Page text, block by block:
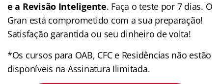
e a Revisão Inteligente. Faça o teste por 7 dias. O
Gran está comprometido com a sua preparação!
Satisfação garantida ou seu dinheiro de volta!
*Os cursos para OAB, CFC e Residências não estão
disponíveis na Assinatura Ilimitada.